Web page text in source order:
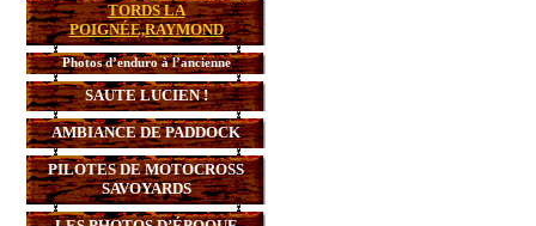
TORDS LA
POIGNÉE,RAYMOND
Photos d’enduro à l’ancienne
SAUTE LUCIEN !
AMBIANCE DE PADDOCK
PILOTES DE MOTOCROSS
SAVOYARDS